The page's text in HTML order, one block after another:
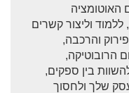
האוטומציה
ללמוד וליצור קשרים
והרכבה,
הרובוטיקה,
בין ספקים,
שלך ולחסוך